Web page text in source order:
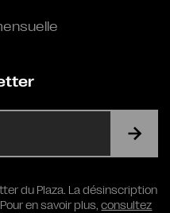
du Plaza. La désinscription
en savoir plus,consultez